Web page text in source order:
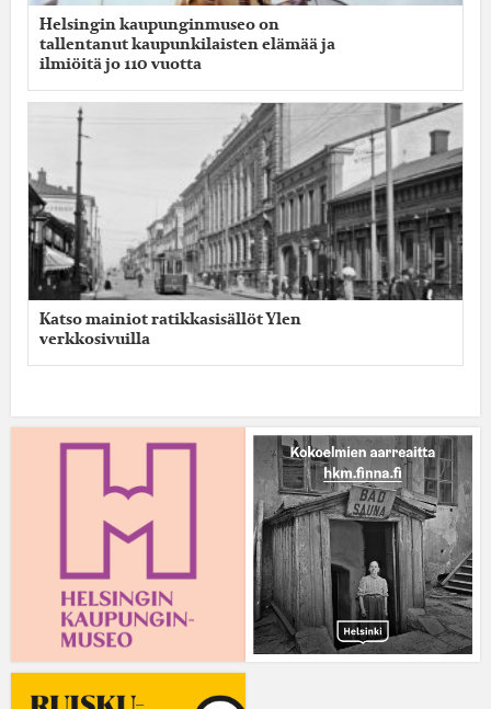
Helsingin kaupunginmuseo on
tallentanut kaupunkilaisten elämää ja
ilmiöitä jo 110 vuotta
Katso mainiot ratikkasisällöt Ylen
verkkosivuilla